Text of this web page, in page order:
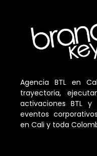
Agencia BTL en
trayectoria,
activaciones BTL
eventos
en Cali y toda